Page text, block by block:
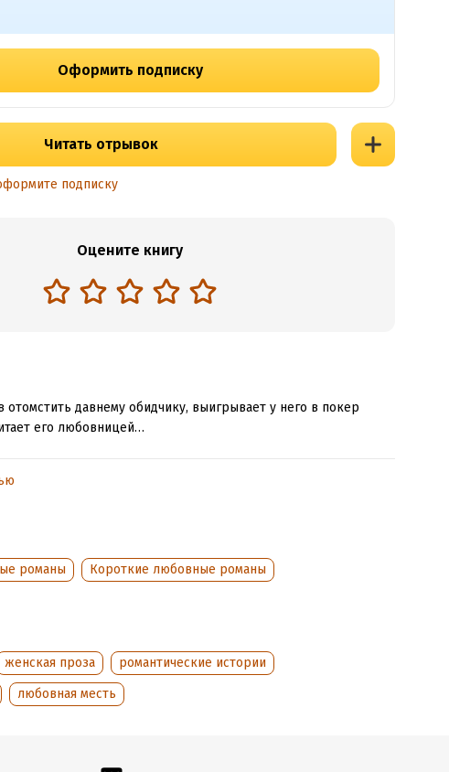
Оформить подписку
Читать отрывок
подписку
Оцените книгу
отомстить давнему обидчику, выигрывает у него в покер
его любовницей…
Время на чтение:3ч.
романы Короткие любовные романы
женская проза
романтические истории
любовная месть